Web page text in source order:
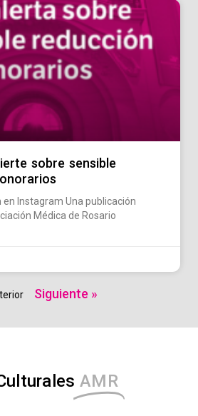
sobre sensible
Instagram Una publicación
Médica de Rosario
Siguiente »
AMR